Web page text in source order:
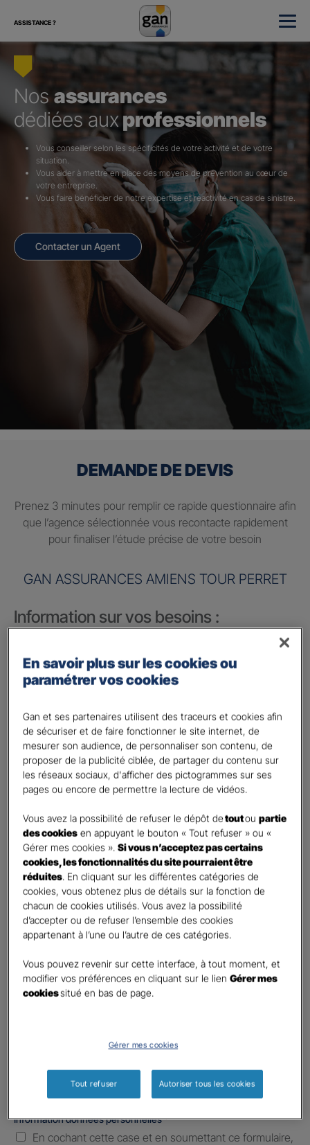
ASSISTANCE ?
Nosassurances
dédiées aux professionnels
Vous conseiller selon les spécificités de votre activité et de votre
situation.
Vous aider à mettre en place des moyens de prévention au cœur de
votre entreprise.
Vous faire bénéficier de notre expertise et réactivité en cas de sinistre.
Contacter un Agent
DEMANDE DE DEVIS
Prenez 3 minutes pour remplir ce rapide questionnaire afin
que l’agence sélectionnée vous recontacte rapidement
pour finaliser l’étude précise de votre besoin
GAN ASSURANCES AMIENS TOUR PERRET
Information sur vos besoins :
votre vie privée
votre vie professionnelle
Vos informations :
Etes-vous déjà client Gan assurances ?*
Oui
Non
Civilité *
Madame
Monsieur
Contact*
First Last
Téléphone*
United
States
+1
E-mail *
Informations complémentaires (facultatif)
Information données personnelles*
En cochant cette case et en soumettant ce formulaire,
En savoir plus sur les cookies ou
paramétrer vos cookies
Gan et ses partenaires utilisent des traceurs et cookies afin
de sécuriser et de faire fonctionner le site internet, de
mesurer son audience, de personnaliser son contenu, de
proposer de la publicité ciblée, de partager du contenu sur
les réseaux sociaux, d'afficher des pictogrammes sur ses
pages ou encore de permettre la lecture de vidéos.
Vous avez la possibilité de refuser le dépôt detoutoupartie
des cookies en appuyant le bouton « Tout refuser » ou «
Gérer mes cookies ».Si vous n’acceptez pas certains
cookies, les fonctionnalités du site pourraient être
réduites. En cliquant sur les différentes catégories de
cookies, vous obtenez plus de détails sur la fonction de
chacun de cookies utilisés. Vous avez la possibilité
d’accepter ou de refuser l’ensemble des cookies
appartenant à l’une ou l’autre de ces catégories.
Vous pouvez revenir sur cette interface, à tout moment, et
modifier vos préférences en cliquant sur le lienGérer mes
cookiessitué en bas de page.
Gérer mes cookies
Tout refuser Autoriser tous les cookies